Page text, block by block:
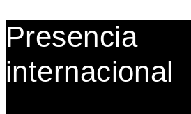
Presencia
internacional